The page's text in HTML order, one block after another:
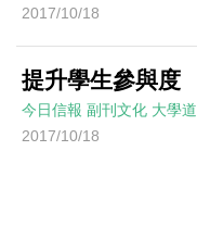
2017/10/18
提升學生參與度
今日信報 副刊文化 大學道
2017/10/18